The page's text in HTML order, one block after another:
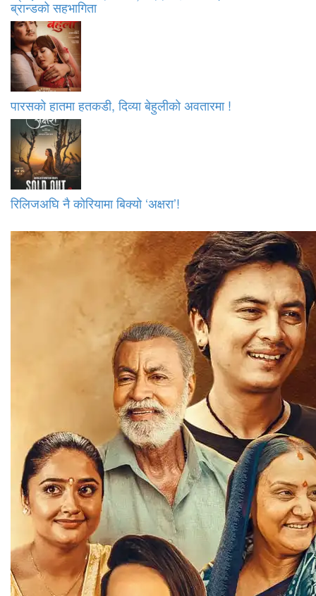
ब्रान्डको सहभागिता
पारसको हातमा हतकडी, दिव्या बेहुलीको अवतारमा !
रिलिजअघि नै कोरियामा बिक्यो ‘अक्षरा’!